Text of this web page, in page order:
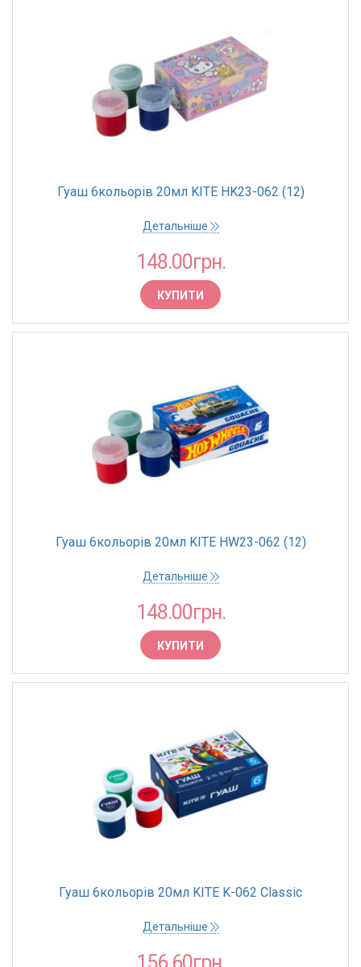
Гуаш 6кольорів 20мл KITE HK23-062 (12)
Детальніше
148.00грн.
КУПИТИ
Гуаш 6кольорів 20мл KITE HW23-062 (12)
Детальніше
148.00грн.
КУПИТИ
Гуаш 6кольорів 20мл KITE K-062 Classic
Детальніше